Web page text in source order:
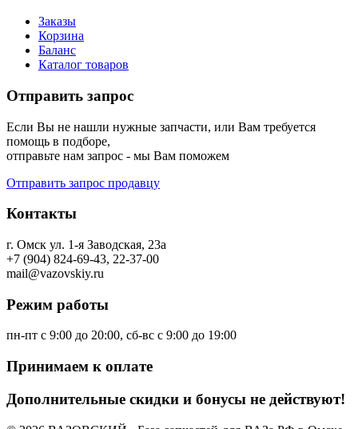
Заказы
Корзина
Баланс
Каталог товаров
Отправить запрос
Если Вы не нашли нужные запчасти, или Вам требуется
помощь в подборе,
отправьте нам запрос - мы Вам поможем
Отправить запрос продавцу
Контакты
г. Омск ул. 1-я Заводская, 23а
+7 (904) 824-69-43, 22-37-00
mail@vazovskiy.ru
Режим работы
пн-пт с 9:00 до 20:00, сб-вс с 9:00 до 19:00
Принимаем к оплате
Дополнительные скидки и бонусы не действуют!